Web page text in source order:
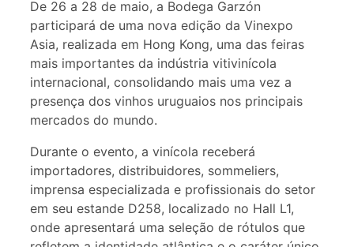
De 26 a 28 de maio, a Bodega Garzón
participará de uma nova edição da Vinexpo
Asia, realizada em Hong Kong, uma das feiras
mais importantes da indústria vitivinícola
internacional, consolidando mais uma vez a
presença dos vinhos uruguaios nos principais
mercados do mundo.
Durante o evento, a vinícola receberá
importadores, distribuidores, sommeliers,
imprensa especializada e profissionais do setor
em seu estande D258, localizado no Hall L1,
onde apresentará uma seleção de rótulos que